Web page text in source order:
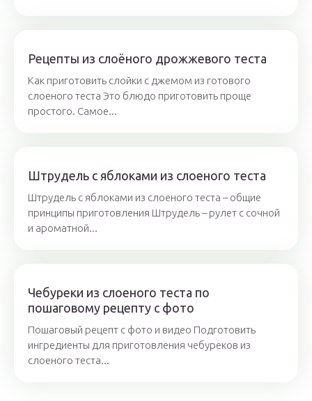
Рецепты из слоёного дрожжевого теста
Как приготовить слойки с джемом из готового
слоеного теста Это блюдо приготовить проще
простого. Самое...
Штрудель с яблоками из слоеного теста
Штрудель с яблоками из слоеного теста – общие
принципы приготовления Штрудель – рулет с сочной
и ароматной...
Чебуреки из слоеного теста по
пошаговому рецепту с фото
Пошаговый рецепт с фото и видео Подготовить
ингредиенты для приготовления чебуреков из
слоеного теста...